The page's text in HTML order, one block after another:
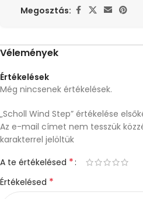
Megosztás:
Vélemények
Értékelések
Még nincsenek értékelések.
„Scholl Wind Step” értékelése
Az e-mail címet nem tesszük
karakterrel jelöltük
A te értékelésed *
Értékelésed *